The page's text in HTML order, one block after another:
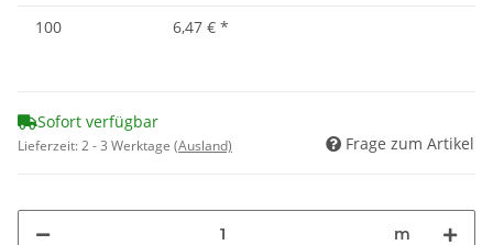
100
6,47 € *
Sofort verfügbar
Lieferzeit:2 - 3 Werktage (Ausland) Frage zum Artikel
m